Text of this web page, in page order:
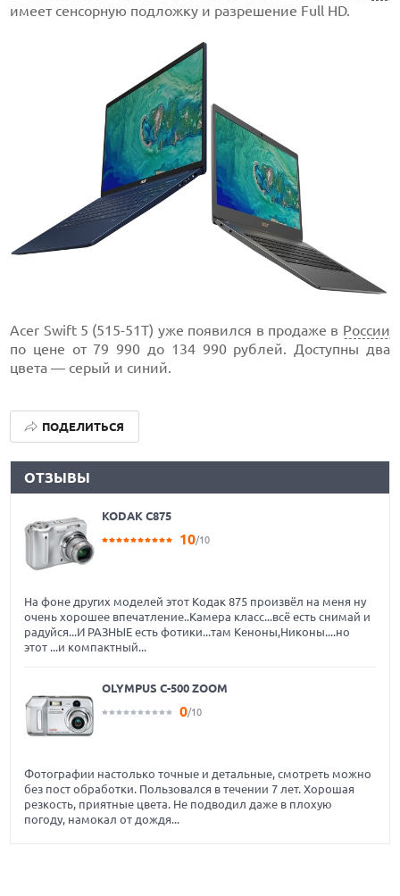
имеет сенсорную подложку и разрешение Full HD.
Acer Swift 5 (515-51T) уже появился в продаже в России
по цене от 79 990 до 134 990 рублей. Доступны два
цвета — серый и синий.
ПОДЕЛИТЬСЯ
ОТЗЫВЫ
KODAK C875
10/10
На фоне других моделей этот Кодак 875 произвёл на меня ну
очень хорошее впечатление..Камера класс...всё есть снимай и
радуйся...И РАЗНЫЕ есть фотики...там Кеноны,Никоны....но
этот ...и компактный...
OLYMPUS C-500 ZOOM
0/10
Фотографии настолько точные и детальные, смотреть можно
без пост обработки. Пользовался в течении 7 лет. Хорошая
резкость, приятные цвета. Не подводил даже в плохую
погоду, намокал от дождя...